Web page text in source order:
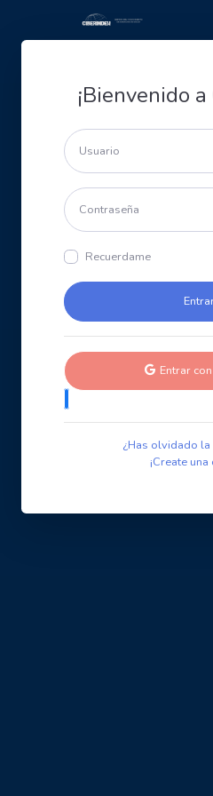
¡Bienvenido
Recuerdame
Entrar
¿Has olvidado la
¡Create una